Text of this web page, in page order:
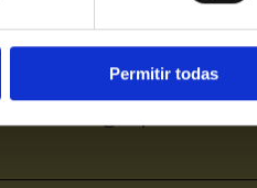
Permitir todas